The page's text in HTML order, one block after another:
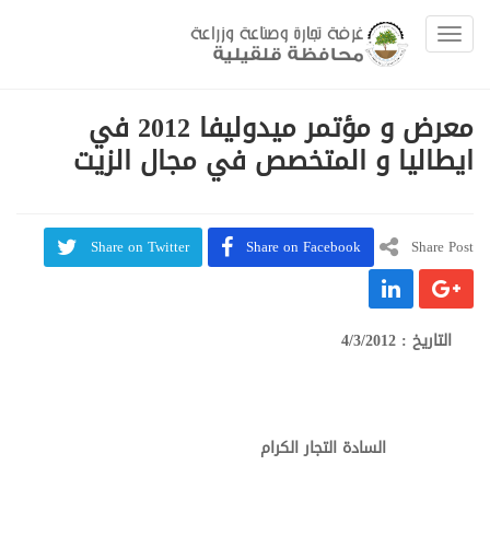
Toggle navigation
معرض و مؤتمر ميدوليفا 2012 في
ايطاليا و المتخصص في مجال الزيت
Share Post
Share on Facebook
Share on Twitter
التاريخ : 4/3/2012
السادة التجار الكرام